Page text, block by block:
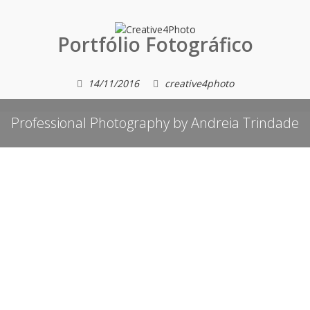
Professional Photography by Andreia Trindade
Portfólio Fotográfico
14/11/2016 creative4photo